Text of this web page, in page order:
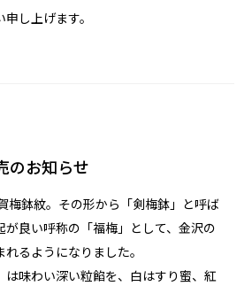
し上げます。
のお知らせ
梅鉢紋。その形から「剣梅鉢」と呼ば
が良い呼称の「福梅」として、金沢の
るようになりました。
は味わい深い粒餡を、白はすり蜜、紅